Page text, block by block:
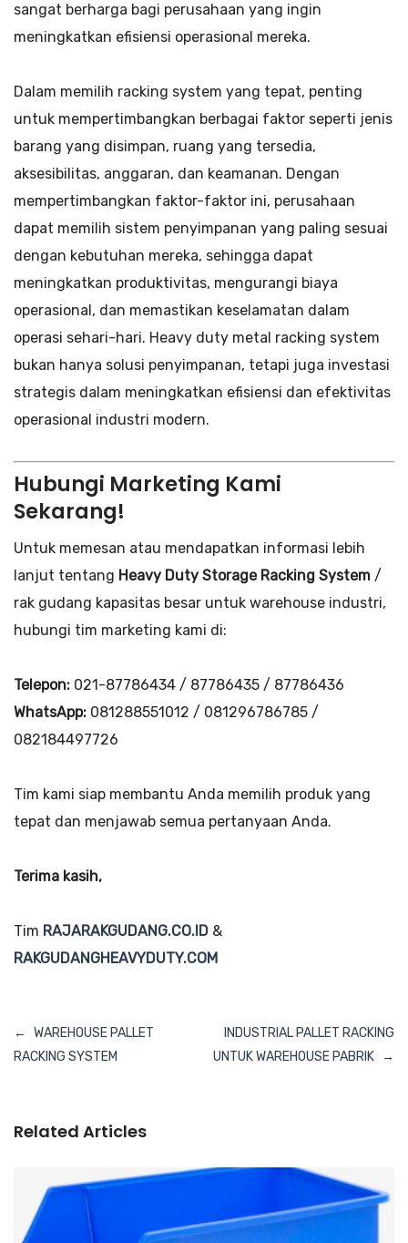
sangat berharga bagi perusahaan yang ingin
meningkatkan efisiensi operasional mereka.
Dalam memilih racking system yang tepat, penting
untuk mempertimbangkan berbagai faktor seperti jenis
barang yang disimpan, ruang yang tersedia,
aksesibilitas, anggaran, dan keamanan. Dengan
mempertimbangkan faktor-faktor ini, perusahaan
dapat memilih sistem penyimpanan yang paling sesuai
dengan kebutuhan mereka, sehingga dapat
meningkatkan produktivitas, mengurangi biaya
operasional, dan memastikan keselamatan dalam
operasi sehari-hari. Heavy duty metal racking system
bukan hanya solusi penyimpanan, tetapi juga investasi
strategis dalam meningkatkan efisiensi dan efektivitas
operasional industri modern.
Hubungi Marketing Kami
Sekarang!
Untuk memesan atau mendapatkan informasi lebih
lanjut tentang Heavy Duty Storage Racking System /
rak gudang kapasitas besar untuk warehouse industri,
hubungi tim marketing kami di:
Telepon: 021-87786434 / 87786435 / 87786436
WhatsApp: 081288551012 / 081296786785 /
082184497726
Tim kami siap membantu Anda memilih produk yang
tepat dan menjawab semua pertanyaan Anda.
Terima kasih,
Tim RAJARAKGUDANG.CO.ID &
RAKGUDANGHEAVYDUTY.COM
Navigasi
pos
WAREHOUSE PALLET
RACKING SYSTEM
INDUSTRIAL PALLET RACKING
UNTUK WAREHOUSE PABRIK
Related Articles